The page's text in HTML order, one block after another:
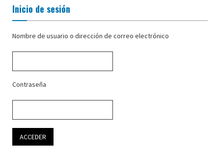
Inicio de sesión
Nombre de usuario o dirección de correo electrónico
Contraseña